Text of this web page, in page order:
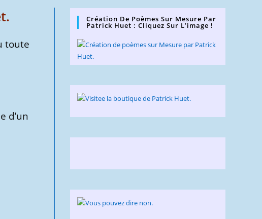
toute
d’un
Création De Poèmes Sur Mesure Par
Patrick Huet : Cliquez Sur L’image !